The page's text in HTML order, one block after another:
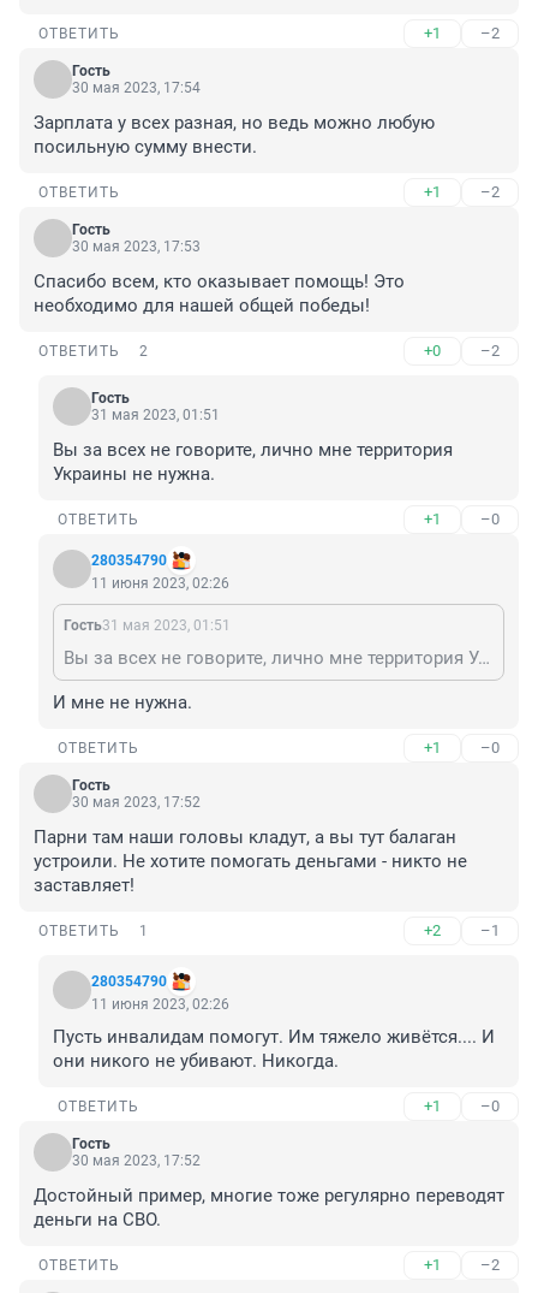
ОТВЕТИТЬ +1 –2
Гость
30 мая 2023, 17:54
Зарплата у всех разная, но ведь можно любую
посильную сумму внести.
ОТВЕТИТЬ +1 –2
Гость
30 мая 2023, 17:53
Спасибо всем, кто оказывает помощь! Это
необходимо для нашей общей победы!
ОТВЕТИТЬ 2 +0 –2
Гость
31 мая 2023, 01:51
Вы за всех не говорите, лично мне территория
Украины не нужна.
ОТВЕТИТЬ +1 –0
280354790
11 июня 2023, 02:26
Гость31 мая 2023, 01:51
Вы за всех не говорите, лично мне территория Украины не нужна.
И мне не нужна.
ОТВЕТИТЬ +1 –0
Гость
30 мая 2023, 17:52
Парни там наши головы кладут, а вы тут балаган
устроили. Не хотите помогать деньгами - никто не
заставляет!
ОТВЕТИТЬ 1 +2 –1
280354790
11 июня 2023, 02:26
Пусть инвалидам помогут. Им тяжело живётся.... И
они никого не убивают. Никогда.
ОТВЕТИТЬ +1 –0
Гость
30 мая 2023, 17:52
Достойный пример, многие тоже регулярно переводят
деньги на СВО.
ОТВЕТИТЬ +1 –2